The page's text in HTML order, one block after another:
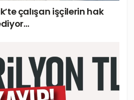
çalışan işçilerin hak